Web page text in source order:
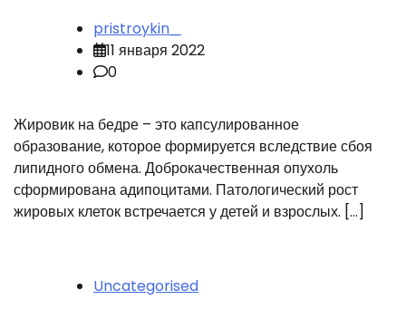
pristroykin_
11 января 2022
0
Жировик на бедре – это капсулированное
образование, которое формируется вследствие сбоя
липидного обмена. Доброкачественная опухоль
сформирована адипоцитами. Патологический рост
жировых клеток встречается у детей и взрослых. […]
Uncategorised